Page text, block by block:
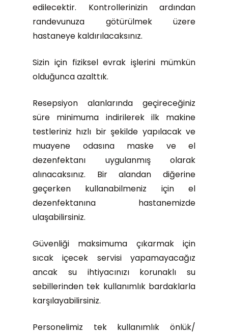
edilecektir. Kontrollerinizin ardından
randevunuza götürülmek üzere
hastaneye kaldırılacaksınız.
Sizin için fiziksel evrak işlerini mümkün
olduğunca azalttık.
Resepsiyon alanlarında geçireceğiniz
süre minimuma indirilerek ilk makine
testleriniz hızlı bir şekilde yapılacak ve
muayene odasına maske ve el
dezenfektanı uygulanmış olarak
alınacaksınız. Bir alandan diğerine
geçerken kullanabilmeniz için el
dezenfektanına hastanemizde
ulaşabilirsiniz.
Güvenliği maksimuma çıkarmak için
sıcak içecek servisi yapamayacağız
ancak su ihtiyacınızı korunaklı su
sebillerinden tek kullanımlık bardaklarla
karşılayabilirsiniz.
Personelimiz tek kullanımlık önlük/